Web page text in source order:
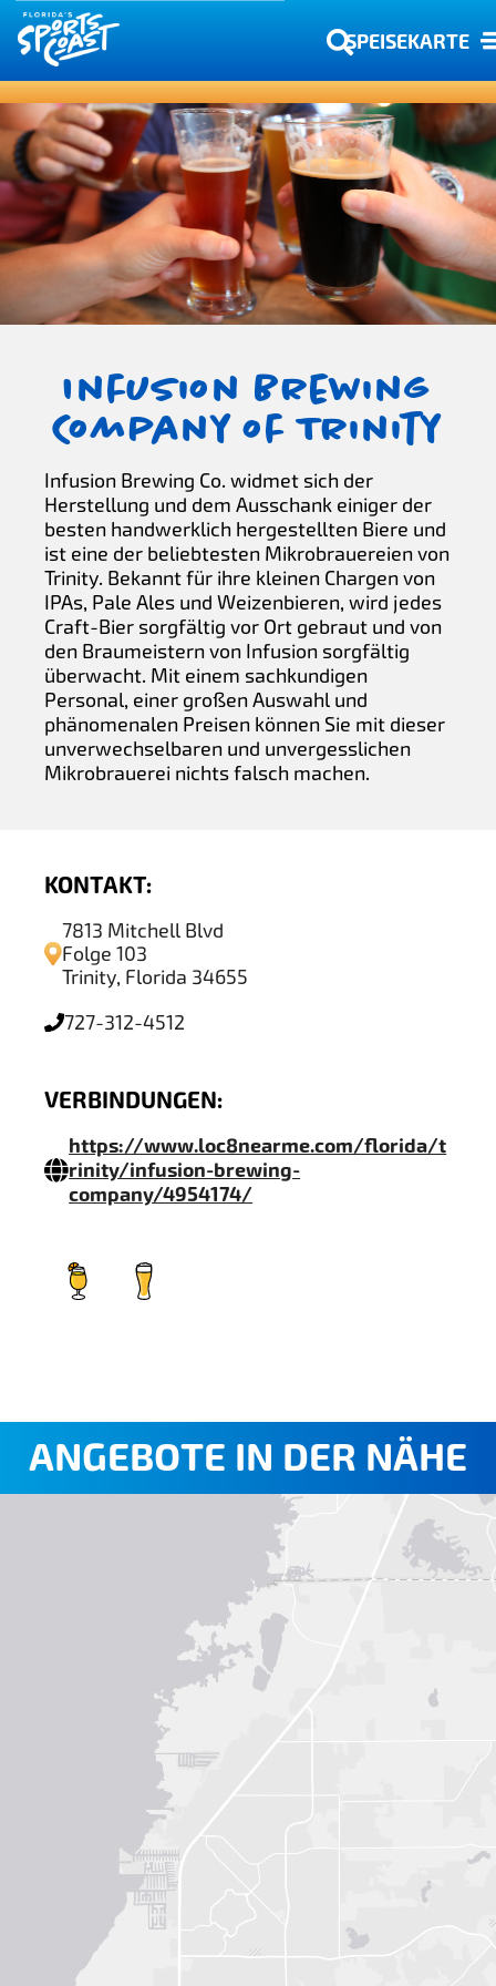
SPEISEKARTE
Infusion Brewing
Company of Trinity
Infusion Brewing Co. widmet sich der
Herstellung und dem Ausschank einiger der
besten handwerklich hergestellten Biere und
ist eine der beliebtesten Mikrobrauereien von
Trinity. Bekannt für ihre kleinen Chargen von
IPAs, Pale Ales und Weizenbieren, wird jedes
Craft-Bier sorgfältig vor Ort gebraut und von
den Braumeistern von Infusion sorgfältig
überwacht. Mit einem sachkundigen
Personal, einer großen Auswahl und
phänomenalen Preisen können Sie mit dieser
unverwechselbaren und unvergesslichen
Mikrobrauerei nichts falsch machen.
KONTAKT:
7813 Mitchell Blvd
Folge 103
Trinity, Florida 34655
727-312-4512
VERBINDUNGEN:
https://www.loc8nearme.com/florida/t
rinity/infusion-brewing-
company/4954174/
ANGEBOTE IN DER NÄHE